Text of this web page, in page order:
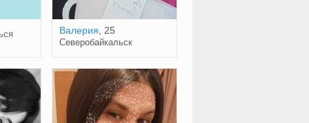
Валерия , 25
Северобайкальск